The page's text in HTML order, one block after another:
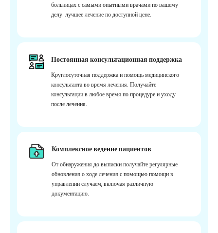
больницах с самыми опытными врачами по вашему
делу. лучшее лечение по доступной цене.
Постоянная консультационная поддержка
Круглосуточная поддержка и помощь медицинского
консультанта во время лечения. Получайте
консультации в любое время по процедуре и уходу
после лечения.
Комплексное ведение пациентов
От обнаружения до выписки получайте регулярные
обновления о ходе лечения с помощью помощи в
управлении случаем, включая различную
документацию.